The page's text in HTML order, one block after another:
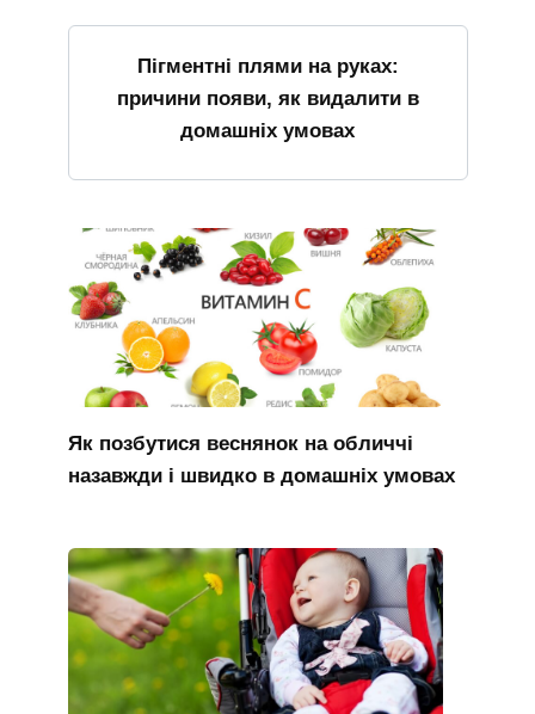
Пігментні плями на руках:
причини появи, як видалити в
домашніх умовах
Як позбутися веснянок на обличчі
назавжди і швидко в домашніх умовах